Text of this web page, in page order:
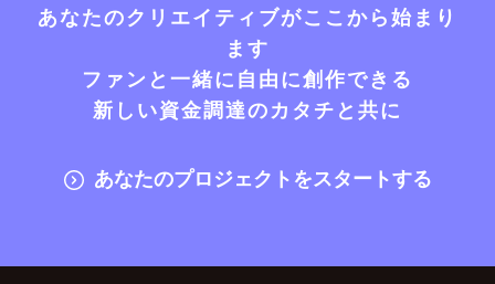
あなたのクリエイティブがここから始まり
ます
ファンと一緒に自由に創作できる
新しい資金調達のカタチと共に
あなたのプロジェクトをスタートする